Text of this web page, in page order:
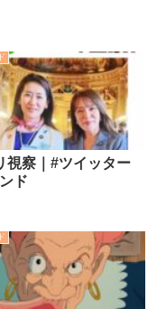
視察｜#ツイッター
ド